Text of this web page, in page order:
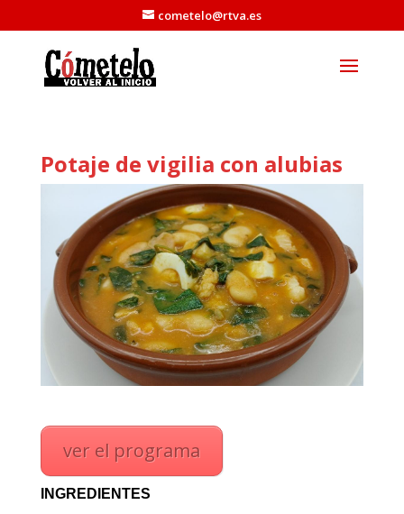
cometelo@rtva.es
Potaje de vigilia con alubias
ver el programa
INGREDIENTES